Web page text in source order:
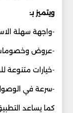
ويتميز بـ:
-واجهة سهلة
-عروض
-خيارات متنوعة
-سرعة في
كما يساعد